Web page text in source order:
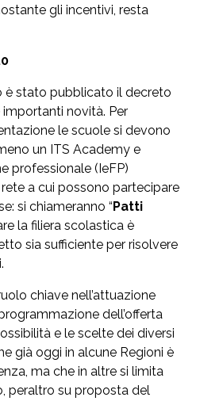
gli incentivi, resta
è stato pubblicato il decreto
novità. Per
le scuole si devono
un ITS Academy e
professionale (IeFP)
rete a cui possono partecipare
si chiameranno “Patti
la filiera scolastica è
sia sufficiente per risolvere
chiave nell’attuazione
dell’offerta
e le scelte dei diversi
già oggi in alcune Regioni è
ma che in altre si limita
peraltro su proposta del